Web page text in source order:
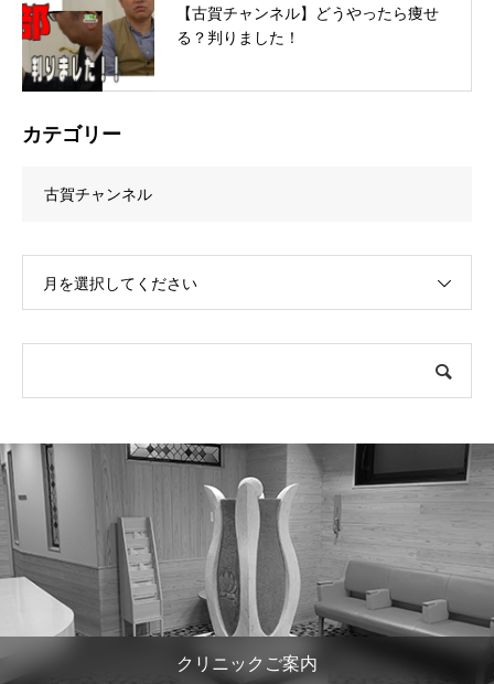
【古賀チャンネル】どうやったら痩せ
る？判りました！
カテゴリー
古賀チャンネル
月を選択してください
クリニックご案内